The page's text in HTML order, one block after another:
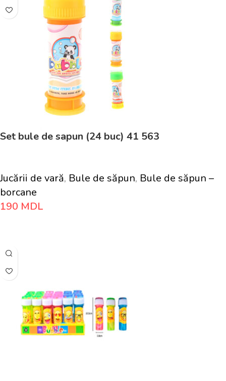
Set bule de sapun (24 buc) 41 563
Jucării de vară, Bule de săpun, Bule de săpun –
borcane
190 MDL